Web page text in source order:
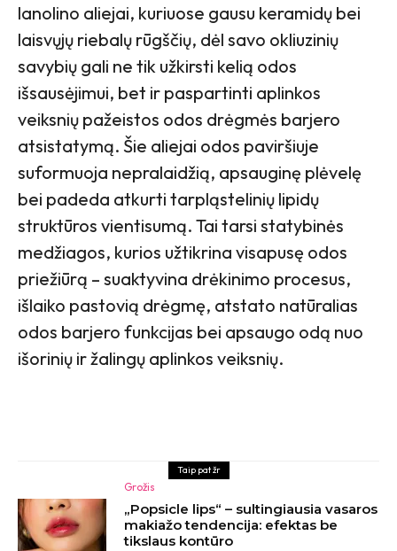
lanolino aliejai, kuriuose gausu keramidų bei
laisvųjų riebalų rūgščių, dėl savo okliuzinių
savybių gali ne tik užkirsti kelią odos
išsausėjimui, bet ir paspartinti aplinkos
veiksnių pažeistos odos drėgmės barjero
atsistatymą. Šie aliejai odos paviršiuje
suformuoja nepralaidžią, apsauginę plėvelę
bei padeda atkurti tarpląstelinių lipidų
struktūros vientisumą. Tai tarsi statybinės
medžiagos, kurios užtikrina visapusę odos
priežiūrą – suaktyvina drėkinimo procesus,
išlaiko pastovią drėgmę, atstato natūralias
odos barjero funkcijas bei apsaugo odą nuo
išorinių ir žalingų aplinkos veiksnių.
Taip pat žr
Grožis
„Popsicle lips“ – sultingiausia vasaros
makiažo tendencija: efektas be
tikslaus kontūro